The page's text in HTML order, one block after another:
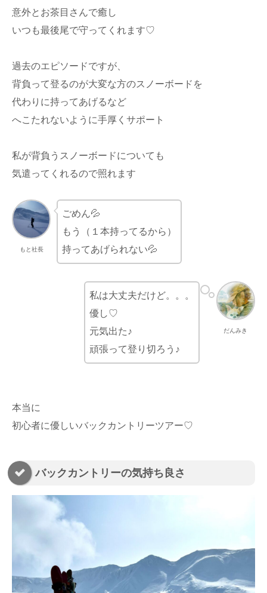
意外とお茶目さんで癒し
いつも最後尾で守ってくれます♡
過去のエピソードですが、
背負って登るのが大変な方のスノーボードを
代わりに持ってあげるなど
へこたれないように手厚くサポート
私が背負うスノーボードについても
気遣ってくれるので照れます
もと社長
ごめん💦
もう（１本持ってるから）
持ってあげられない💦
だんみき
私は大丈夫だけど。。。
優し♡
元気出た♪
頑張って登り切ろう♪
本当に
初心者に優しいバックカントリーツアー♡
バックカントリーの気持ち良さ